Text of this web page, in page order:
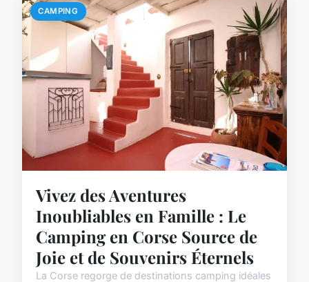
CAMPING
Vivez des Aventures
Inoubliables en Famille : Le
Camping en Corse Source de
Joie et de Souvenirs Éternels
La Corse regorge de destinations camping idéales